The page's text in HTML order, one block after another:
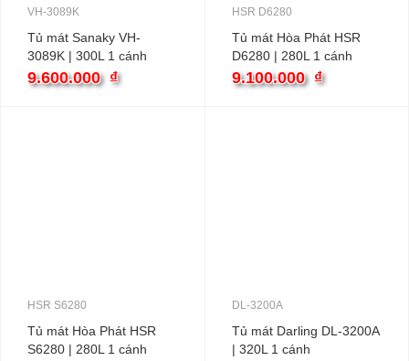
VH-3089K
Tủ mát Sanaky VH-
3089K | 300L 1 cánh
9.600.000 ₫
HSR D6280
Tủ mát Hòa Phát HSR
D6280 | 280L 1 cánh
9.100.000 ₫
HSR S6280
Tủ mát Hòa Phát HSR
S6280 | 280L 1 cánh
DL-3200A
Tủ mát Darling DL-3200A
| 320L 1 cánh